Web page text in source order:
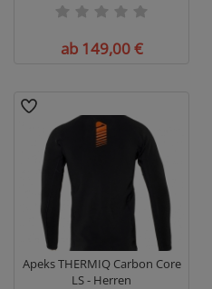
ab 149,00 €
Apeks THERMIQ Carbon Core
LS - Herren